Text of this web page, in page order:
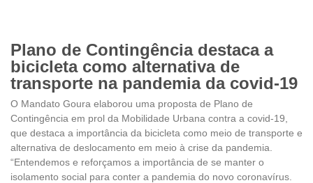
Plano de Contingência destaca a
bicicleta como alternativa de
transporte na pandemia da covid-19
O Mandato Goura elaborou uma proposta de Plano de
Contingência em prol da Mobilidade Urbana contra a covid-19,
que destaca a importância da bicicleta como meio de transporte e
alternativa de deslocamento em meio à crise da pandemia.
“Entendemos e reforçamos a importância de se manter o
isolamento social para conter a pandemia do novo coronavírus.